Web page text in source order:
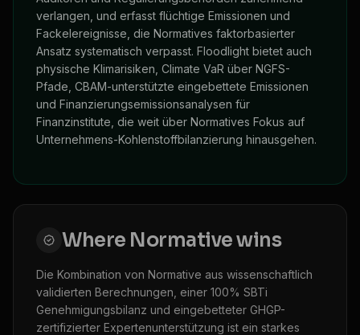
verlangen, und erfasst flüchtige Emissionen und
Fackelereignisse, die Normatives faktorbasierter
Ansatz systematisch verpasst. Floodlight bietet auch
physische Klimarisiken, Climate VaR über NGFS-
Pfade, CBAM-unterstützte eingebettete Emissionen
und Finanzierungsemissionsanalysen für
Finanzinstitute, die weit über Normatives Fokus auf
Unternehmens-Kohlenstoffbilanzierung hinausgehen.
Where Normativewins
Die Kombination von Normative aus wissenschaftlich
validierten Berechnungen, einer 100% SBTi
Genehmigungsbilanz und eingebetteter GHGP-
zertifizierter Expertenunterstützung ist ein starkes